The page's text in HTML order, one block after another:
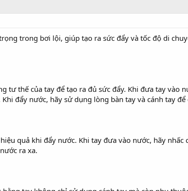
trong bơi lội, giúp tạo ra sức đẩy và tốc độ di
tư thế của tay để tạo ra đủ sức đẩy. Khi đưa tay vào
đẩy nước, hãy sử dụng lòng bàn tay và cánh tay để
quả khi đẩy nước. Khi tay đưa vào nước, hãy
ra xa.